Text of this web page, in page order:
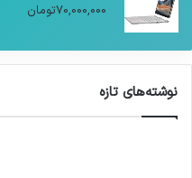
70,000,000تومان
نوشته‌های تازه